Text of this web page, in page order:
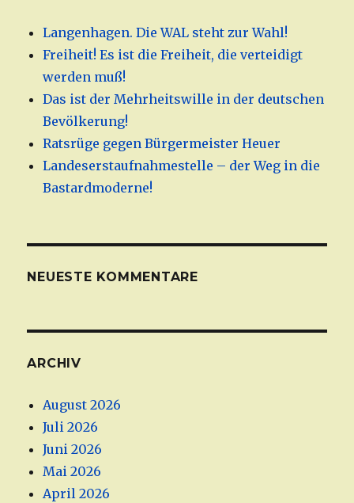
Langenhagen. Die WAL steht zur Wahl!
Freiheit! Es ist die Freiheit, die verteidigt
werden muß!
Das ist der Mehrheitswille in der deutschen
Bevölkerung!
Ratsrüge gegen Bürgermeister Heuer
Landeserstaufnahmestelle – der Weg in die
Bastardmoderne!
NEUESTE KOMMENTARE
ARCHIV
August 2026
Juli 2026
Juni 2026
Mai 2026
April 2026